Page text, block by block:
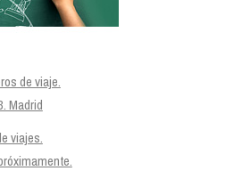
de viaje.
Madrid
viajes.